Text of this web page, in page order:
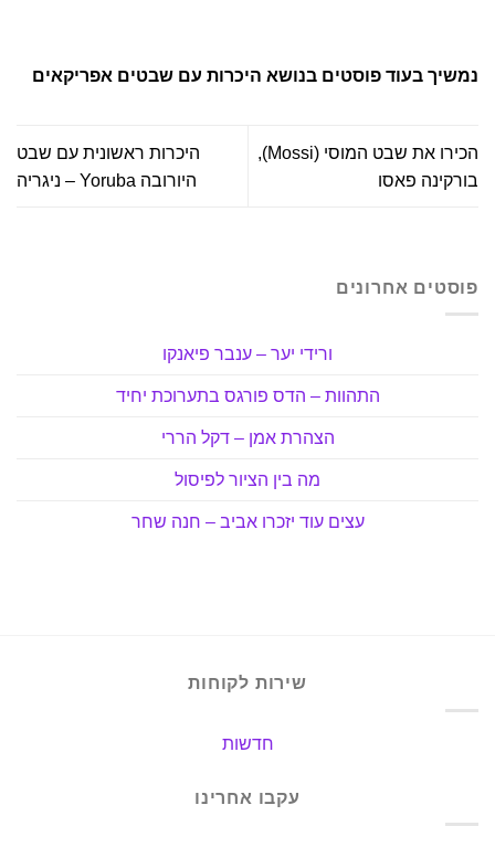
נמשיך בעוד פוסטים בנושא היכרות עם שבטים אפריקאים
הכירו את שבט המוסי (Mossi),
בורקינה פאסו
היכרות ראשונית עם שבט
היורובה Yoruba – ניגריה
פוסטים אחרונים
ורידי יער – ענבר פיאנקו
התהוות – הדס פורגס בתערוכת יחיד
הצהרת אמן – דקל הררי
מה בין הציור לפיסול
עצים עוד יזכרו אביב – חנה שחר
שירות לקוחות
חדשות
עקבו אחרינו